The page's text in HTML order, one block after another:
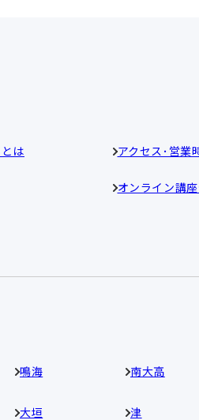
は アクセス･営業
オンライン講
鳴海 南大高
大垣 津